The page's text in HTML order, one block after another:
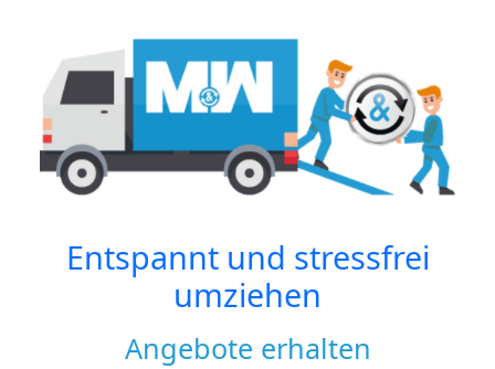
Entspannt und stressfrei
umziehen
Angebote erhalten